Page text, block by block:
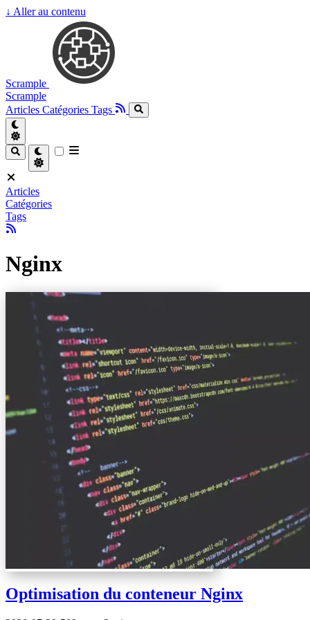
↓ Aller au contenu
Scrample
Scrample
Articles Catégories Tags
Articles
Catégories
Tags
Nginx
Optimisation du conteneur Nginx